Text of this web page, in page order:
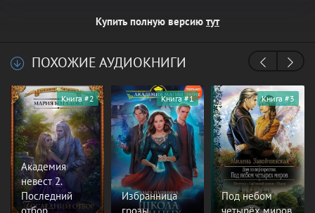
Купить полную версию тут
ПОХОЖИЕ АУДИОКНИГИ
Академия
невест 2.
Последний
Книга #2
Избранница
Книга #1
Под небом
Книга #3